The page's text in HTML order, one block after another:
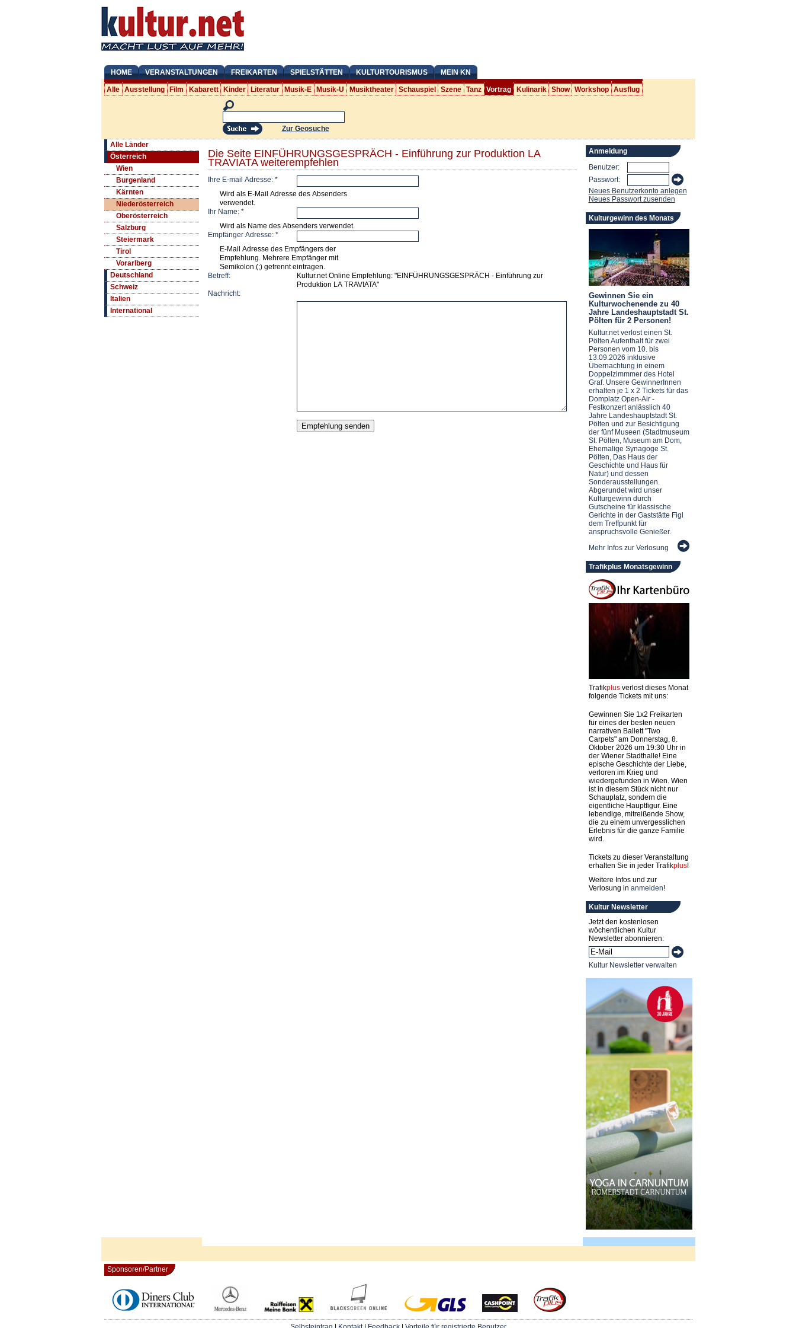
HOME VERANSTALTUNGEN FREIKARTEN SPIELSTÄTTEN KULTURTOURISMUS MEIN KN
Alle Ausstellung Film Kabarett Kinder Literatur Musik-E Musik-U Musiktheater Schauspiel Szene Tanz Vortrag Kulinarik Show Workshop Ausflug
Zur Geosuche
Alle Länder
Österreich
Wien
Burgenland
Kärnten
Niederösterreich
Oberösterreich
Salzburg
Steiermark
Tirol
Vorarlberg
Deutschland
Schweiz
Italien
International
Die Seite EINFÜHRUNGSGESPRÄCH - Einführung zur Produktion LA
TRAVIATA weiterempfehlen
Ihre E-mail Adresse: *
Wird als E-Mail Adresse des Absenders
verwendet.
Ihr Name: *
Wird als Name des Absenders verwendet.
Empfänger Adresse: *
E-Mail Adresse des Empfängers der
Empfehlung. Mehrere Empfänger mit
Semikolon (;) getrennt eintragen.
Betreff:
Kultur.net Online Empfehlung: "EINFÜHRUNGSGESPRÄCH - Einführung zur
Produktion LA TRAVIATA"
Nachricht:
Anmeldung
Benutzer:
Passwort:
Neues Benutzerkonto anlegen
Neues Passwort zusenden
Kulturgewinn des Monats
Gewinnen Sie ein
Kulturwochenende zu 40
Jahre Landeshauptstadt St.
Pölten für 2 Personen!
Kultur.net verlost einen St.
Pölten Aufenthalt für zwei
Personen vom 10. bis
13.09.2026 inklusive
Übernachtung in einem
Doppelzimmmer des Hotel
Graf. Unsere GewinnerInnen
erhalten je 1 x 2 Tickets für das
Domplatz Open-Air -
Festkonzert anlässlich 40
Jahre Landeshauptstadt St.
Pölten und zur Besichtigung
der fünf Museen (Stadtmuseum
St. Pölten, Museum am Dom,
Ehemalige Synagoge St.
Pölten, Das Haus der
Geschichte und Haus für
Natur) und dessen
Sonderausstellungen.
Abgerundet wird unser
Kulturgewinn durch
Gutscheine für klassische
Gerichte in der Gaststätte Figl
dem Treffpunkt für
anspruchsvolle Genießer.
Mehr Infos zur Verlosung
Trafikplus Monatsgewinn
Trafikplusverlost dieses Monat
folgende Tickets mit uns:
Gewinnen Sie 1x2 Freikarten
für eines der besten neuen
narrativen Ballett "Two
Carpets" am Donnerstag, 8.
Oktober 2026 um 19:30 Uhr in
der Wiener Stadthalle! Eine
epische Geschichte der Liebe,
verloren im Krieg und
wiedergefunden in Wien. Wien
ist in diesem Stück nicht nur
Schauplatz, sondern die
eigentliche Hauptfigur. Eine
lebendige, mitreißende Show,
die zu einem unvergesslichen
Erlebnis für die ganze Familie
wird.
Tickets zu dieser Veranstaltung
erhalten Sie in jeder Trafikplus!
Weitere Infos und zur
Verlosung in anmelden!
Kultur Newsletter
Jetzt den kostenlosen
wöchentlichen Kultur
Newsletter abonnieren:
Kultur Newsletter verwalten
Sponsoren/Partner